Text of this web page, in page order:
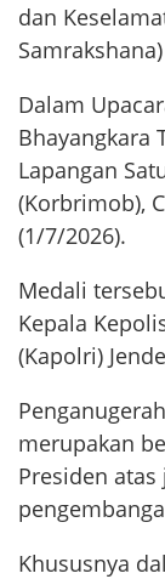
dan
Dalam
Bhayangkara
Lapangan
(Korbrimob),
(1/7/2026).
Medali
Kepala
(Kapolri)
merupakan
Presiden
Khususnya